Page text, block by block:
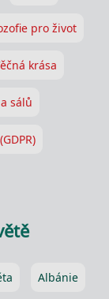
pro život
krása
sálů
Albánie